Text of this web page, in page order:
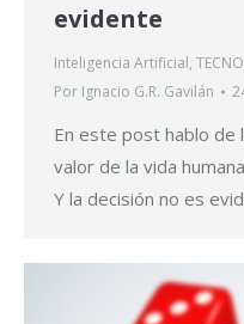
evidente
Inteligencia Artificial,
Por Ignacio G.R. Gavilán
En este post hablo de
valor de la vida
Y la decisión no es